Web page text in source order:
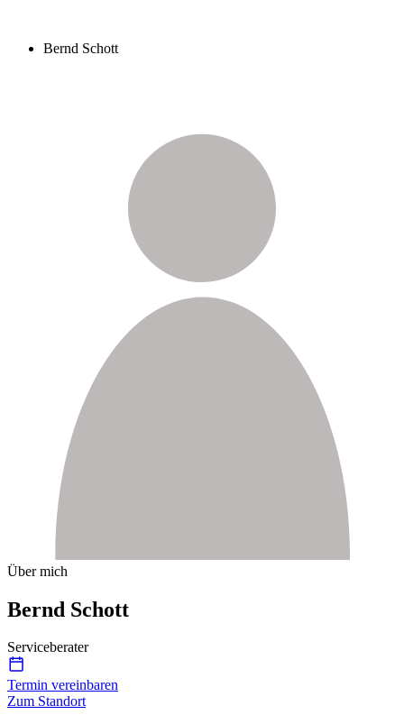
Bernd Schott
Über mich
Bernd Schott
Serviceberater
Termin vereinbaren
Zum Standort